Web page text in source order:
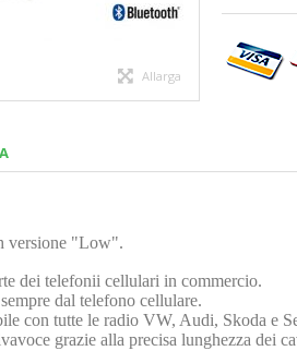
Allarga
versione "Low".
dei telefonii cellulari in commercio.
dal telefono cellulare.
con tutte le radio VW, Audi, Skoda e
grazie alla precisa lunghezza dei